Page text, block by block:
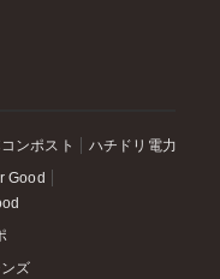
ンポスト ハチドリ電力
Good
ズ